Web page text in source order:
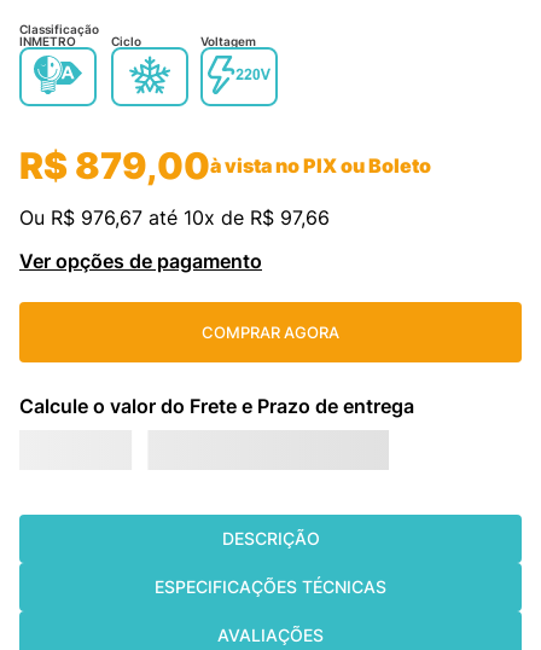
Classificação
INMETRO
Ciclo Voltagem
R$879,00à vista no PIX ou Boleto
Ou R$ 976,67 até 10x de R$ 97,66
Ver opções de pagamento
COMPRAR AGORA
DESCRIÇÃO
ESPECIFICAÇÕES TÉCNICAS
AVALIAÇÕES
7º midea
8º
9º cassete
10º fujitsu